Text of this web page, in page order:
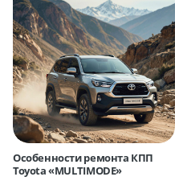
Особенности ремонта КПП
Toyota «MULTIMODE»